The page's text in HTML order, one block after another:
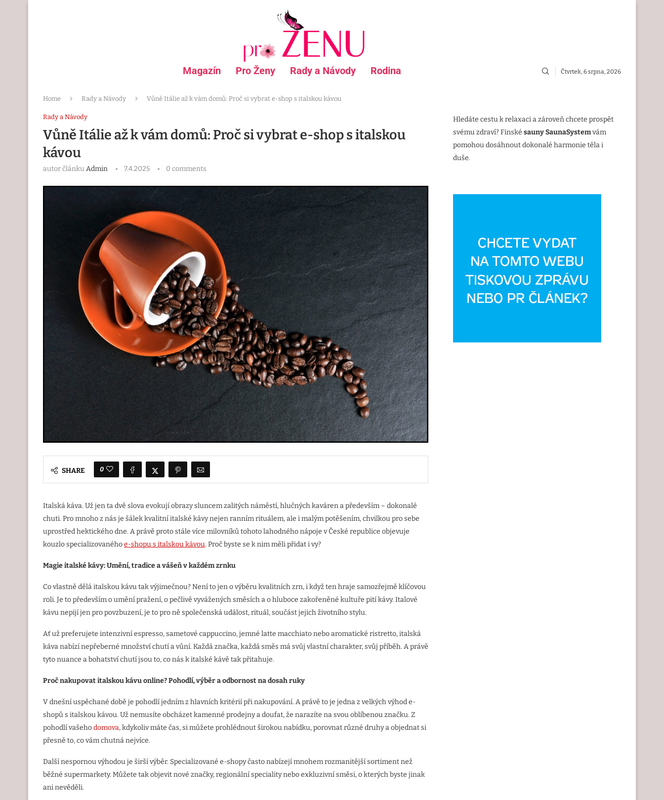
Magazín Pro Ženy Rady a Návody Rodina Čtvrtek, 6 srpna, 2026
Home Rady a Návody Vůně Itálie až k vám domů: Proč si vybrat e-shop s italskou kávou
Rady a Návody
Vůně Itálie až k vám domů: Proč si vybrat e-shop s italskou
kávou
autor článkuAdmin 7.4.2025 0 comments
SHARE 0
Italská káva. Už jen ta dvě slova evokují obrazy sluncem zalitých náměstí, hlučných kaváren a především – dokonalé
chuti. Pro mnoho z nás je šálek kvalitní italské kávy nejen ranním rituálem, ale i malým potěšením, chvilkou pro sebe
uprostřed hektického dne. A právě proto stále více milovníků tohoto lahodného nápoje v České republice objevuje
kouzlo specializovanéhoe-shopu s italskou kávou. Proč byste se k nim měli přidat i vy?
Magie italskékávy: Umění, tradice a vášeň v každém zrnku
Co vlastně dělá italskou kávu tak výjimečnou? Není to jen o výběru kvalitních zrn, i když ten hraje samozřejmě klíčovou
roli. Je to především o umění pražení, o pečlivě vyvážených směsích a o hluboce zakořeněné kultuře pití kávy. Italové
kávu nepijí jen pro povzbuzení, je to pro ně společenská událost, rituál, součást jejich životního stylu.
Ať už preferujete intenzivní espresso, sametové cappuccino, jemné latte macchiato nebo aromatické ristretto, italská
káva nabízí nepřeberné množství chutí a vůní. Každá značka, každá směs má svůj vlastní charakter, svůj příběh. A právě
tyto nuance a bohatství chutí jsou to, co nás k italské kávě tak přitahuje.
Proč nakupovat italskou kávu online? Pohodlí, výběr a odbornost na dosah ruky
V dnešní uspěchané době je pohodlí jedním z hlavních kritérií při nakupování. A právě to je jedna z velkých výhod e-
shopů s italskou kávou. Už nemusíte obcházet kamenné prodejny a doufat, že narazíte na svou oblíbenou značku. Z
pohodlí vašehodomova, kdykoliv máte čas, si můžete prohlédnout širokou nabídku, porovnat různé druhy a objednat si
přesně to, co vám chutná nejvíce.
Další nespornou výhodou je širší výběr. Specializované e-shopy často nabízejí mnohem rozmanitější sortiment než
běžné supermarkety. Můžete tak objevit nové značky, regionální speciality nebo exkluzivní směsi, o kterých byste jinak
ani nevěděli.
Hledáte cestu k relaxaci a zároveň chcete prospět
svému zdraví? Finské sauny SaunaSystemvám
pomohou dosáhnout dokonalé harmonie těla i
duše.